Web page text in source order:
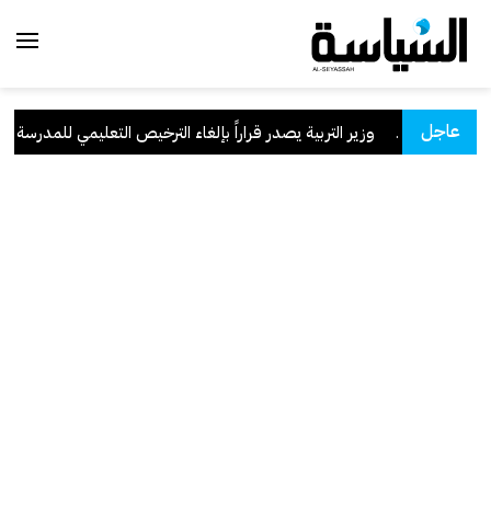
عاجل وزير التربية يصدر قراراً بإلغاء الترخيص التعليمي للمدرسة